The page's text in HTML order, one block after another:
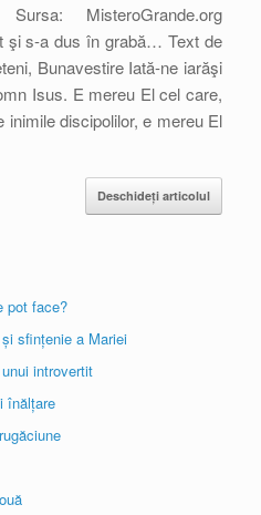
MisteroGrande.org
şi s-a dus în grabă… Text de
Bunavestire Iată-ne iarăşi
Isus. E mereu El cel care,
discipolilor, e mereu El
Deschideți articolul
pot face?
sfințenie a Mariei
introvertit
înălțare